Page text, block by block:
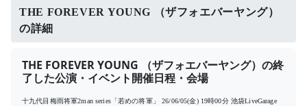
THE FOREVER YOUNG （ザフォエバーヤング）
の詳細
THE FOREVER YOUNG （ザフォエバーヤング）の終
了した公演・イベント開催日程・会場
十九代目梅雨将軍2man series「若めの将軍」 26/06/05(金) 19時00分 池袋LiveGarage